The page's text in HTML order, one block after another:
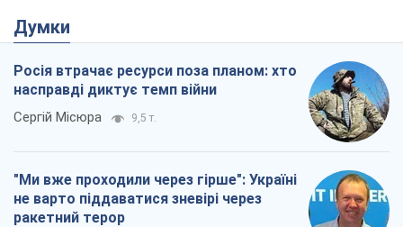
Думки
Росія втрачає ресурси поза планом: хто
насправді диктує темп війни
Сергій Місюра 9,5 т.
"Ми вже проходили через гірше": Україні
не варто піддаватися зневірі через
ракетний терор